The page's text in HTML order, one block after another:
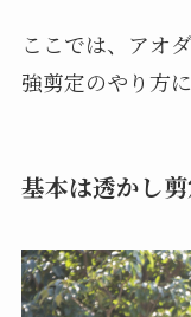
ここでは、アオ
強剪定のやり方
基本は透かし